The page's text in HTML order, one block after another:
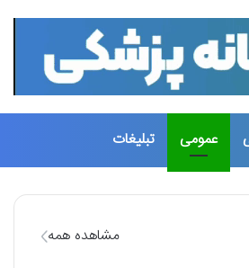
عمومی تبلیغات
مشاهده همه